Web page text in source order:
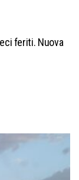
feriti. Nuova